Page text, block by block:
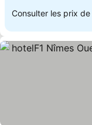
Consulter les prix de